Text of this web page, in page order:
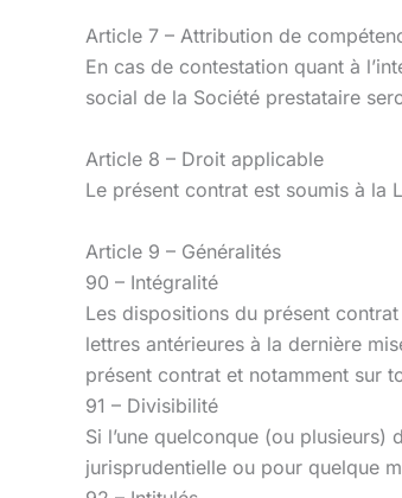
Article 7 – Attribution de
En cas de contestation quant à
social de la Société prestataire
Article 8 – Droit applicable
Le présent contrat est soumis à la
Article 9 – Généralités
90 – Intégralité
Les dispositions du présent
lettres antérieures à la dernière
présent contrat et notamment sur
91 – Divisibilité
Si l’une quelconque (ou
jurisprudentielle ou pour quelque